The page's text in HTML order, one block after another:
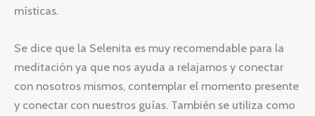
místicas.
Se dice que la Selenita es muy recomendable para la
meditación ya que nos ayuda a relajarnos y conectar
con nosotros mismos, contemplar el momento presente
y conectar con nuestros guías. También se utiliza como